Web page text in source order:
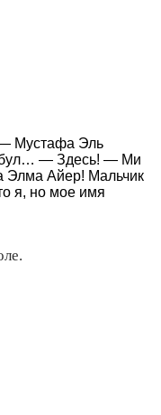
— Мустафа Эль
— Здесь! — Ми
Айер! Мальчик
я, но мое имя